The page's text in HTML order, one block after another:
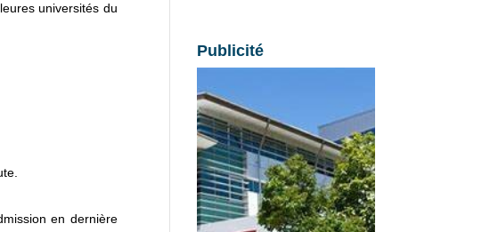
universités du
en dernière
Publicité